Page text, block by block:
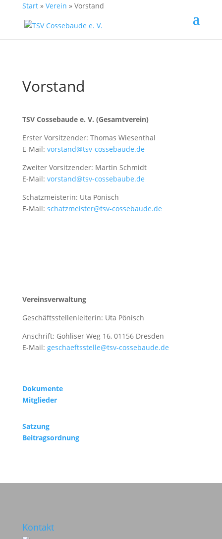
Start» Verein » Vorstand
Vorstand
TSV Cossebaude e. V. (Gesamtverein)
Erster Vorsitzender: Thomas Wiesenthal
E-Mail: vorstand@tsv-cossebaude.de
Zweiter Vorsitzender: Martin Schmidt
E-Mail: vorstand@tsv-cossebaube.de
Schatzmeisterin: Uta Pönisch
E-Mail: schatzmeister@tsv-cossebaude.de
Vereinsverwaltung
Geschäftsstellenleiterin: Uta Pönisch
Anschrift: Gohliser Weg 16, 01156 Dresden
E-Mail: geschaeftsstelle@tsv-cossebaude.de
Dokumente
Mitglieder
Satzung
Beitragsordnung
Kontakt